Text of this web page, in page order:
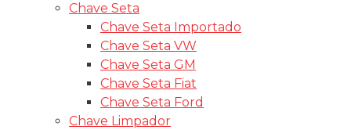
Chave Seta
Chave Seta Importado
Chave Seta VW
Chave Seta GM
Chave Seta Fiat
Chave Seta Ford
Chave Limpador